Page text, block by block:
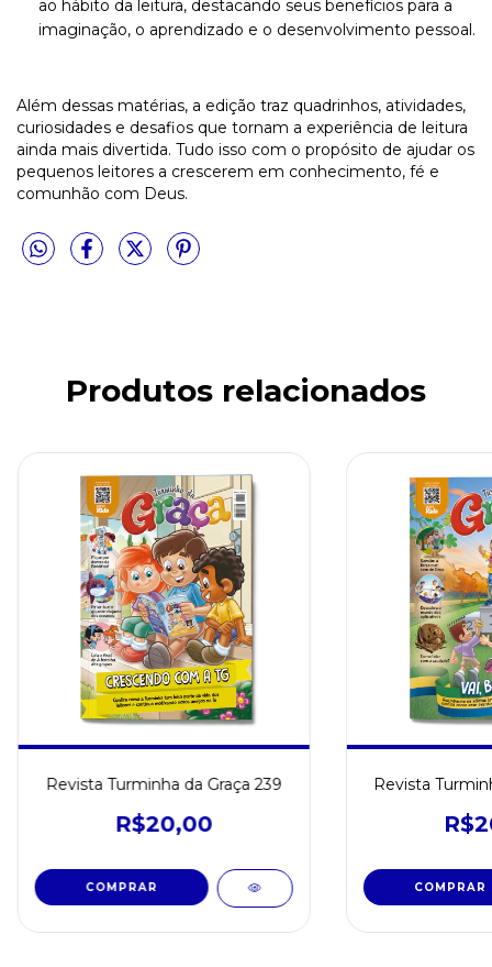
ao hábito da leitura, destacando seus benefícios para a
imaginação, o aprendizado e o desenvolvimento pessoal.
Além dessas matérias, a edição traz quadrinhos, atividades,
curiosidades e desafios que tornam a experiência de leitura
ainda mais divertida. Tudo isso com o propósito de ajudar os
pequenos leitores a crescerem em conhecimento, fé e
comunhão com Deus.
Produtos relacionados
Revista Turminha da Graça 239
R$20,00
Revista